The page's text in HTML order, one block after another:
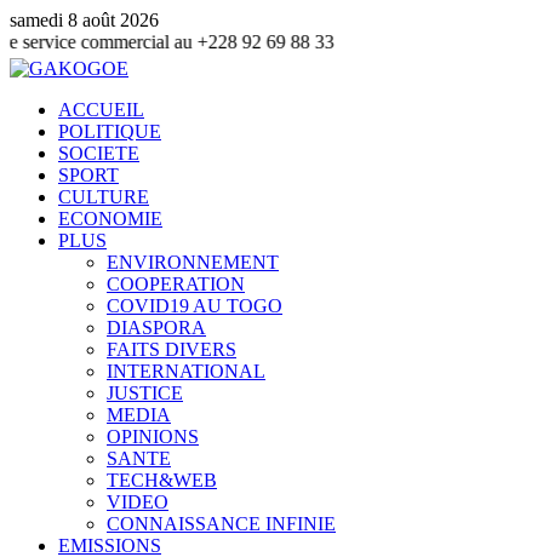
samedi 8 août 2026
au +228 92 69 88 33
ACCUEIL
POLITIQUE
SOCIETE
SPORT
CULTURE
ECONOMIE
PLUS
ENVIRONNEMENT
COOPERATION
COVID19 AU TOGO
DIASPORA
FAITS DIVERS
INTERNATIONAL
JUSTICE
MEDIA
OPINIONS
SANTE
TECH&WEB
VIDEO
CONNAISSANCE INFINIE
EMISSIONS